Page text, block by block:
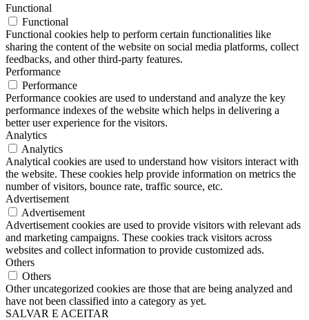
Functional
Functional
Functional cookies help to perform certain functionalities like
sharing the content of the website on social media platforms, collect
feedbacks, and other third-party features.
Performance
Performance
Performance cookies are used to understand and analyze the key
performance indexes of the website which helps in delivering a
better user experience for the visitors.
Analytics
Analytics
Analytical cookies are used to understand how visitors interact with
the website. These cookies help provide information on metrics the
number of visitors, bounce rate, traffic source, etc.
Advertisement
Advertisement
Advertisement cookies are used to provide visitors with relevant ads
and marketing campaigns. These cookies track visitors across
websites and collect information to provide customized ads.
Others
Others
Other uncategorized cookies are those that are being analyzed and
have not been classified into a category as yet.
SALVAR E ACEITAR